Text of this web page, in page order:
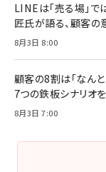
LINEは「売る場」で
匠氏が語る、顧客
8月3日 8:00
顧客の8割は「なん
7つの鉄板シナリオ
8月3日 7:00